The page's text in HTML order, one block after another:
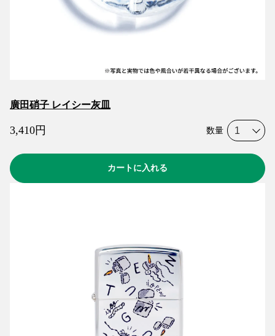
廣田硝子 レイシー灰皿
3,410円 数量
カートに入れる